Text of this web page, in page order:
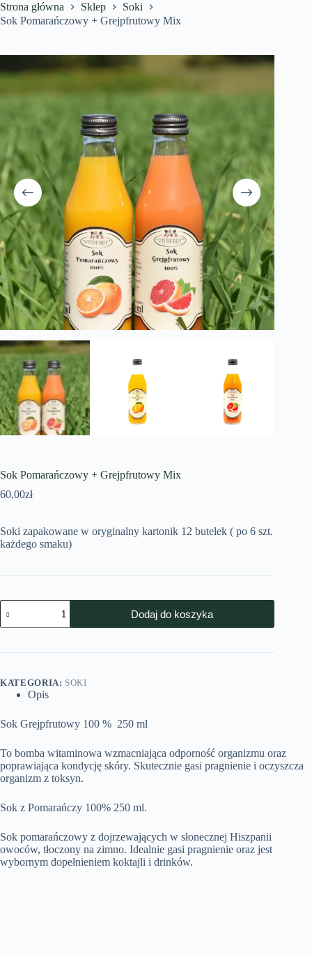
Strona główna Sklep
Soki
Sok Pomarańczowy + Grejpfrutowy Mix
Sok Pomarańczowy + Grejpfrutowy Mix
60,00zł
Soki zapakowane w oryginalny kartonik 12 butelek ( po 6 szt.
każdego smaku)
Dodaj do koszyka
KATEGORIA: SOKI
Opis
Sok Grejpfrutowy 100 % 250 ml
To bomba witaminowa wzmacniająca odporność organizmu oraz
poprawiająca kondycję skóry. Skutecznie gasi pragnienie i oczyszcza
organizm z toksyn.
Sok z Pomarańczy 100% 250 ml.
Sok pomarańczowy z dojrzewających w słonecznej Hiszpanii
owoców, tłoczony na zimno. Idealnie gasi pragnienie oraz jest
wybornym dopełnieniem koktajli i drinków.